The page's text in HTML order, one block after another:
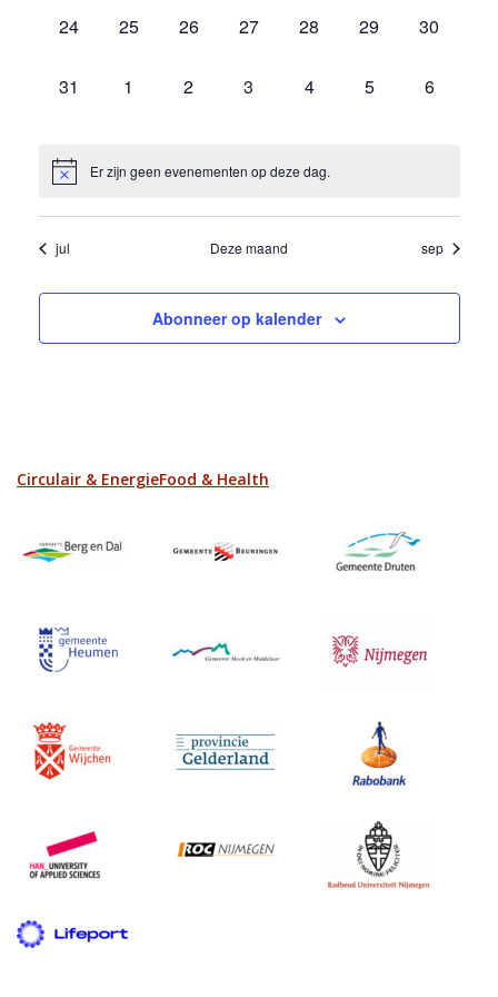
0
24
0
25
0
26
0
27
0
28
0
29
0
30
0
31
0
1
0
2
0
3
0
4
0
5
0
6
Er zijn geen evenementen op deze dag.
jul Deze maand sep
Abonneer op kalender
Circulair & EnergieFood & Health